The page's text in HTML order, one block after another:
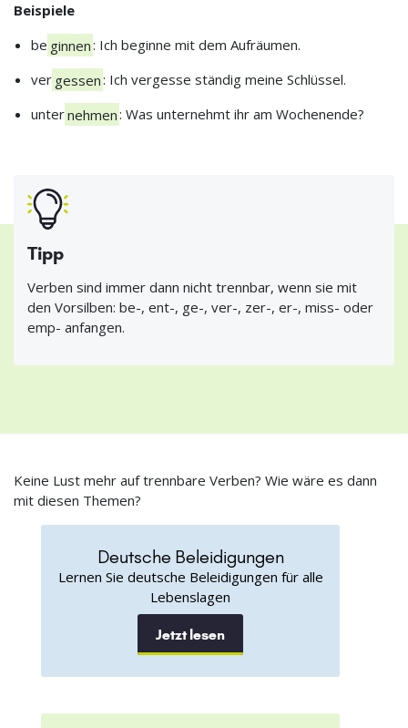
Beispiele
be ginnen: Ich beginne mit dem Aufräumen.
ver gessen: Ich vergesse ständig meine Schlüssel.
unternehmen: Was unternehmt ihr am Wochenende?
Tipp
Verben sind immer dann nicht trennbar, wenn sie mit
den Vorsilben: be-, ent-, ge-, ver-, zer-, er-, miss- oder
emp- anfangen.
Keine Lust mehr auf trennbare Verben? Wie wäre es dann
mit diesen Themen?
Deutsche Beleidigungen
Lernen Sie deutsche Beleidigungen für alle
Lebenslagen
Jetzt lesen